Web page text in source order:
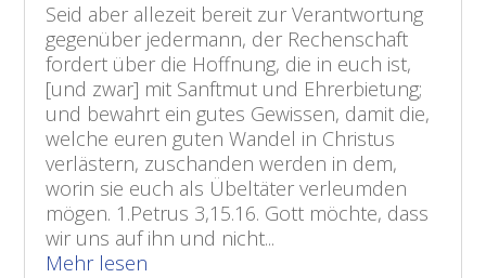
Seid aber allezeit bereit zur Verantwortung
gegenüber jedermann, der Rechenschaft
fordert über die Hoffnung, die in euch ist,
[und zwar] mit Sanftmut und Ehrerbietung;
und bewahrt ein gutes Gewissen, damit die,
welche euren guten Wandel in Christus
verlästern, zuschanden werden in dem,
worin sie euch als Übeltäter verleumden
mögen. 1.Petrus 3,15.16. Gott möchte, dass
wir uns auf ihn und nicht...
Mehr lesen